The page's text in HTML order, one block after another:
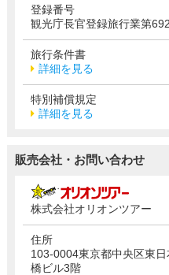
登録番号
観光庁長官登録旅行業第
旅行条件書
詳細を見る
特別補償規定
詳細を見る
販売会社・お問い合わせ
株式会社オリオンツアー
住所
103-0004東京都中央区東
橋ビル3階